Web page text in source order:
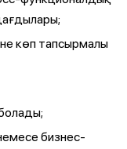
көп тапсырмалы
бизнес-